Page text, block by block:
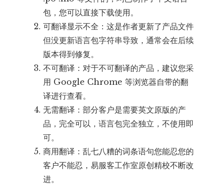
包，您可以直接下载使用。
可翻译显示不全：这是作者更新了产品文件
但没更新语言包字符串导致，通常会在后续
版本得到修复。
不可翻译：对于不可翻译的产品，建议您采
用 Google Chrome 等浏览器自带的翻
译进行查看。
无需翻译：部分客户是需要英文原版的产
品，完全可以，语言包完全独立，不使用即
可。
商用翻译：乱七八糟的词条语句您能忍您的
客户不能忍，易服客工作室原创精校不断改
进。